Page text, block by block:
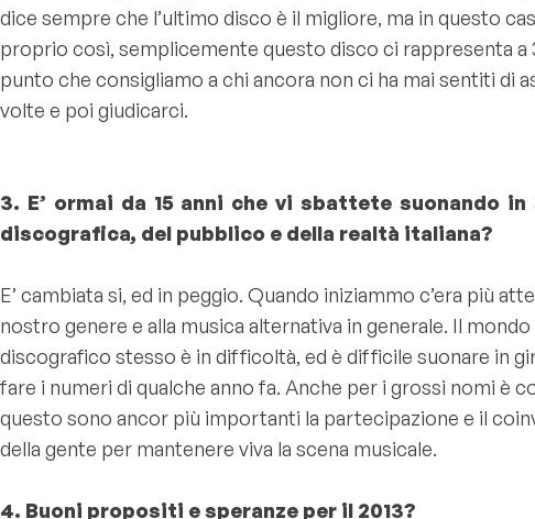
dice sempre che l’ultimo disco è il migliore, ma in questo
proprio così, semplicemente questo disco ci rappresenta a
punto che consigliamo a chi ancora non ci ha mai sentiti di
volte e poi giudicarci.
3. E’ ormai da 15 anni che vi sbattete suonando
discografica, del pubblico e della realtà italiana?
E’ cambiata si, ed in peggio. Quando iniziammo c’era più
nostro genere e alla musica alternativa in generale. Il mondo
discografico stesso è in difficoltà, ed è difficile suonare in
fare i numeri di qualche anno fa. Anche per i grossi nomi è
questo sono ancor più importanti la partecipazione e il
della gente per mantenere viva la scena musicale.
4. Buoni propositi e speranze per il 2013?